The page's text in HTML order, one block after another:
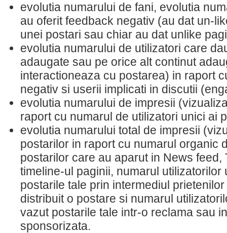
evolutia numarului de fani, evolutia
au oferit feedback negativ (au dat un-
unei postari sau chiar au dat unlike
evolutia numarului de utilizatori care
adaugate sau pe orice alt continut
interactioneaza cu postarea) in raport
negativ si userii implicati in discutii
evolutia numarului de impresii
raport cu numarul de utilizatori unici ai
evolutia numarului total de impresii
postarilor in raport cu numarul organic
postarilor care au aparut in News feed,
timeline-ul paginii, numarul utilizatorilor
postarile tale prin intermediul
distribuit o postare si numarul
vazut postarile tale intr-o reclama sau
sponsorizata.